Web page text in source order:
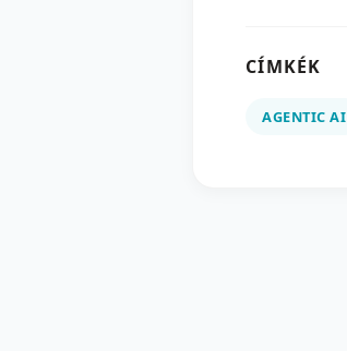
CÍMKÉK
AGENTIC AI